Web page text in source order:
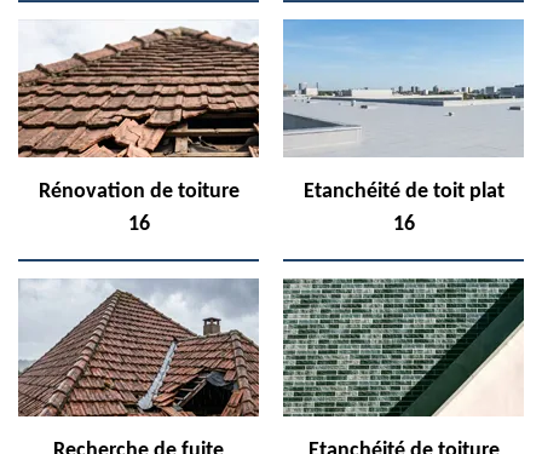
Rénovation de toiture
16
Etanchéité de toit plat
16